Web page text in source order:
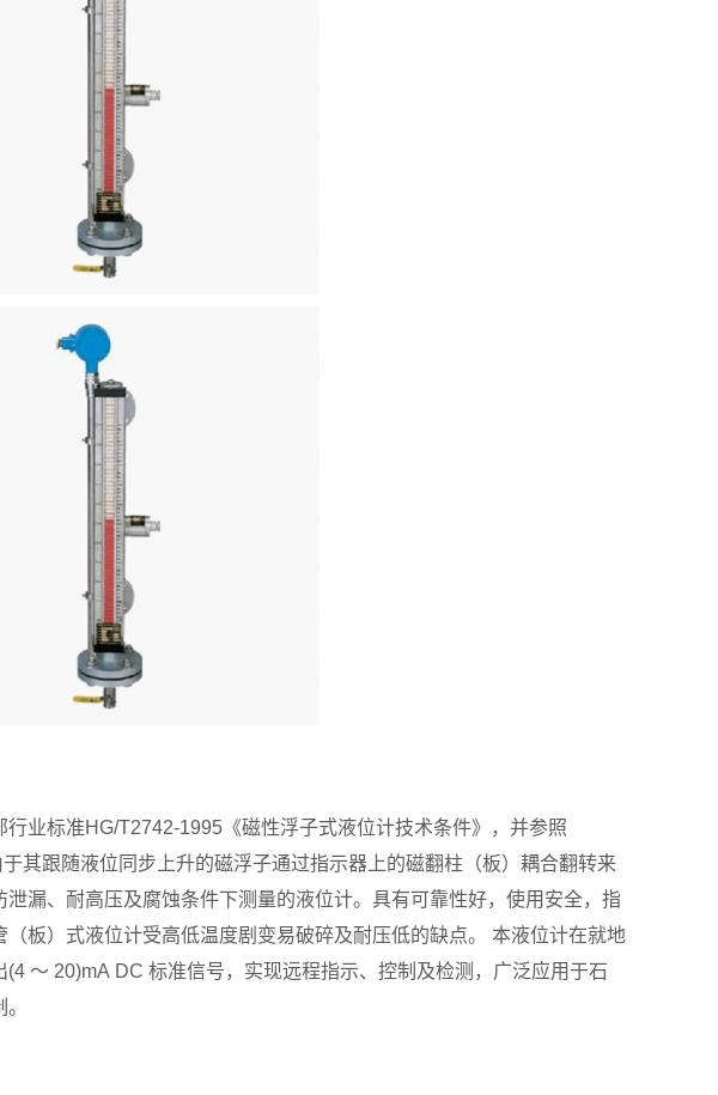
业标准HG/T2742-1995《磁性浮子式液位计技术条件》，并参照
其跟随液位同步上升的磁浮子通过指示器上的磁翻柱（板）耦合翻转来
漏、耐高压及腐蚀条件下测量的液位计。具有可靠性好，使用安全，指
板）式液位计受高低温度剧变易破碎及耐压低的缺点。 本液位计在就地
～ 20)mA DC 标准信号，实现远程指示、控制及检测，广泛应用于石